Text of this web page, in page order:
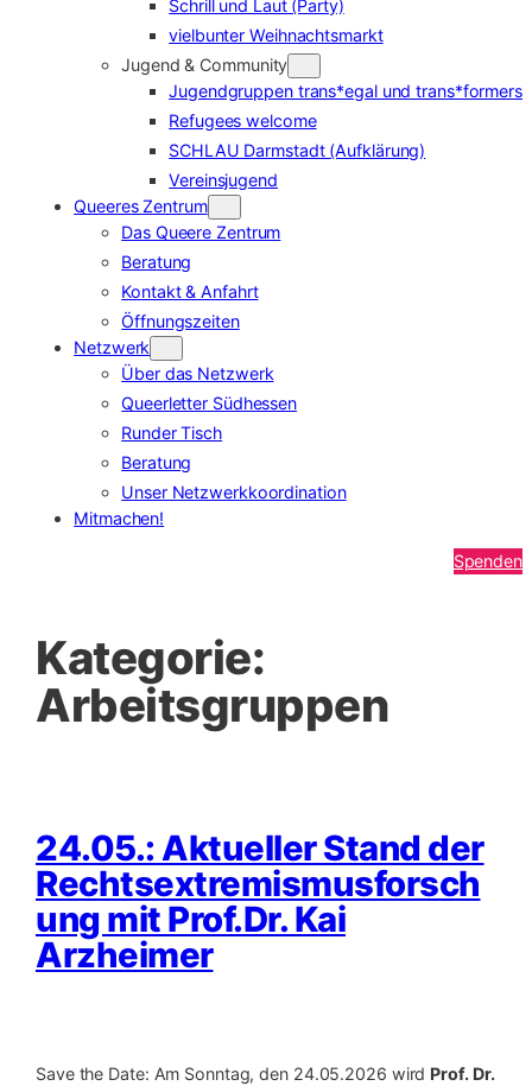
Schrill und Laut (Party)
vielbunter Weihnachtsmarkt
Jugend & Community
Jugendgruppen trans*egal und trans*formers
Refugees welcome
SCHLAU Darmstadt (Aufklärung)
Vereinsjugend
Queeres Zentrum
Das Queere Zentrum
Beratung
Kontakt & Anfahrt
Öffnungszeiten
Netzwerk
Über das Netzwerk
Queerletter Südhessen
Runder Tisch
Beratung
Unser Netzwerkkoordination
Mitmachen!
Spenden
Kategorie:
Arbeitsgruppen
24.05.: Aktueller Stand der
Rechtsextremismusforsch
ung mit Prof.Dr. Kai
Arzheimer
Save the Date: Am Sonntag, den 24.05.2026 wird Prof. Dr.